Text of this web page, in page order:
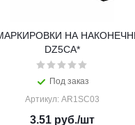
НА
DZ5CA*
Под заказ
Артикул: AR1SC03
3.51руб./шт